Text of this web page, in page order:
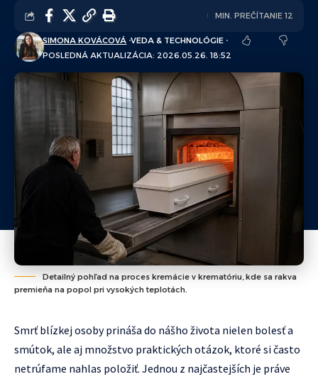
POSLEDNÁ AKTUALIZÁCIA: 2026.05.26. 18:52
SIMONA KOVÁCOVÁ VEDA & TECHNOLÓGIE
MIN. PREČÍTANIE 12
Detailný pohľad na proces kremácie v krematóriu, kde sa rakva
premieňa na popol pri vysokých teplotách.
Smrť blízkej osoby prináša do nášho života nielen bolesť a
smútok, ale aj množstvo praktických otázok, ktoré si často
netrúfame nahlas položiť. Jednou z najčastejších je práve